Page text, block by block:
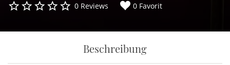
0 Reviews 0 Favorit
Beschreibung